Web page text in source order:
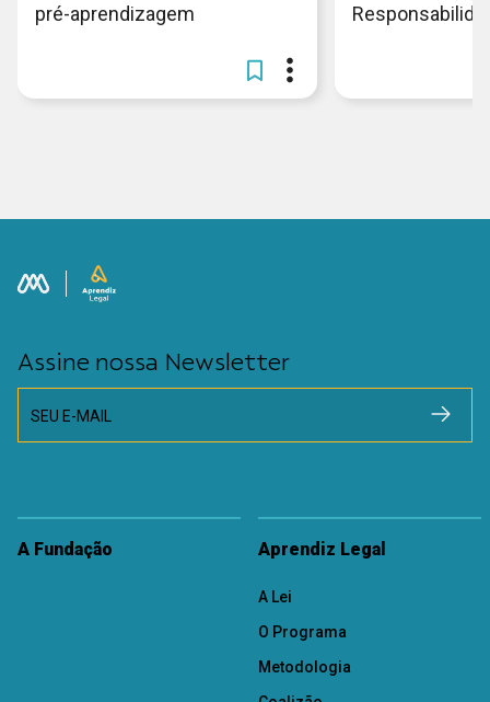
pré-aprendizagem
Assine nossa Newsletter
SEU E-MAIL
A Fundação Aprendiz Legal
A Lei
O Programa
Metodologia